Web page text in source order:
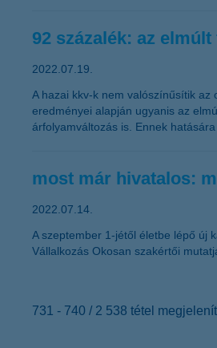
92 százalék: az
2022.07.19.
A hazai kkv-k nem valószínűsítik az
eredményei alapján ugyanis az
árfolyamváltozás is. Ennek
most már hivatalos:
2022.07.14.
A szeptember 1-jétől életbe lépő új
Vállalkozás Okosan szakértői
731 - 740 / 2 538 tétel